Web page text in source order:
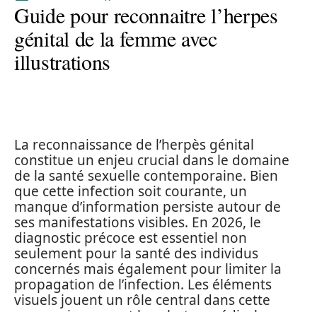
Guide pour reconnaitre l’herpes
génital de la femme avec
illustrations
La reconnaissance de l’herpès génital
constitue un enjeu crucial dans le domaine
de la santé sexuelle contemporaine. Bien
que cette infection soit courante, un
manque d’information persiste autour de
ses manifestations visibles. En 2026, le
diagnostic précoce est essentiel non
seulement pour la santé des individus
concernés mais également pour limiter la
propagation de l’infection. Les éléments
visuels jouent un rôle central dans cette